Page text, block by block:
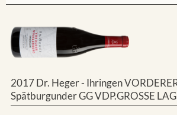
2017 Dr. Heger - Ihringen
Spätburgunder GG VDP.GROSSE